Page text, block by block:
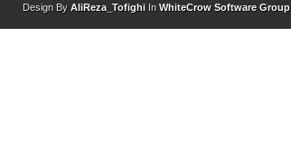
Design By AliReza_Tofighi In WhiteCrow Software Group